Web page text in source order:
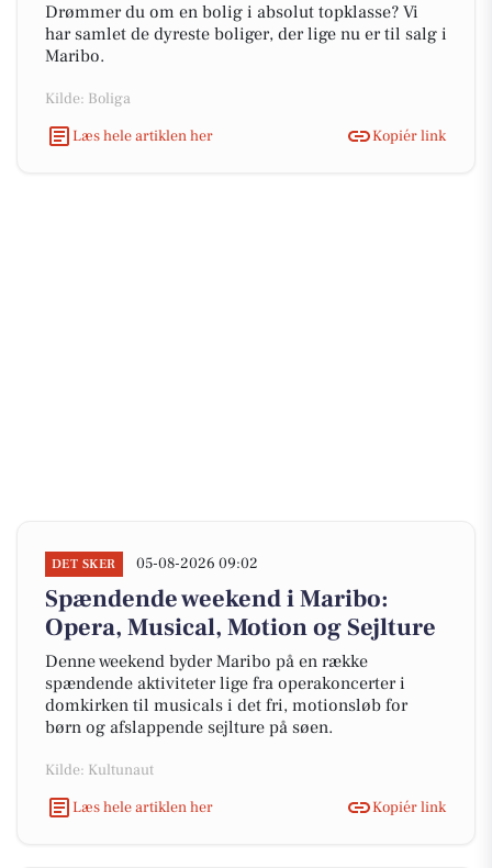
Drømmer du om en bolig i absolut topklasse? Vi
har samlet de dyreste boliger, der lige nu er til salg i
Maribo.
Kilde: Boliga
Læs hele artiklen her
Kopiér link
DET SKER 05-08-2026 09:02
Spændende weekend i Maribo:
Opera, Musical, Motion og Sejlture
Denne weekend byder Maribo på en række
spændende aktiviteter lige fra operakoncerter i
domkirken til musicals i det fri, motionsløb for
børn og afslappende sejlture på søen.
Kilde: Kultunaut
Læs hele artiklen her
Kopiér link